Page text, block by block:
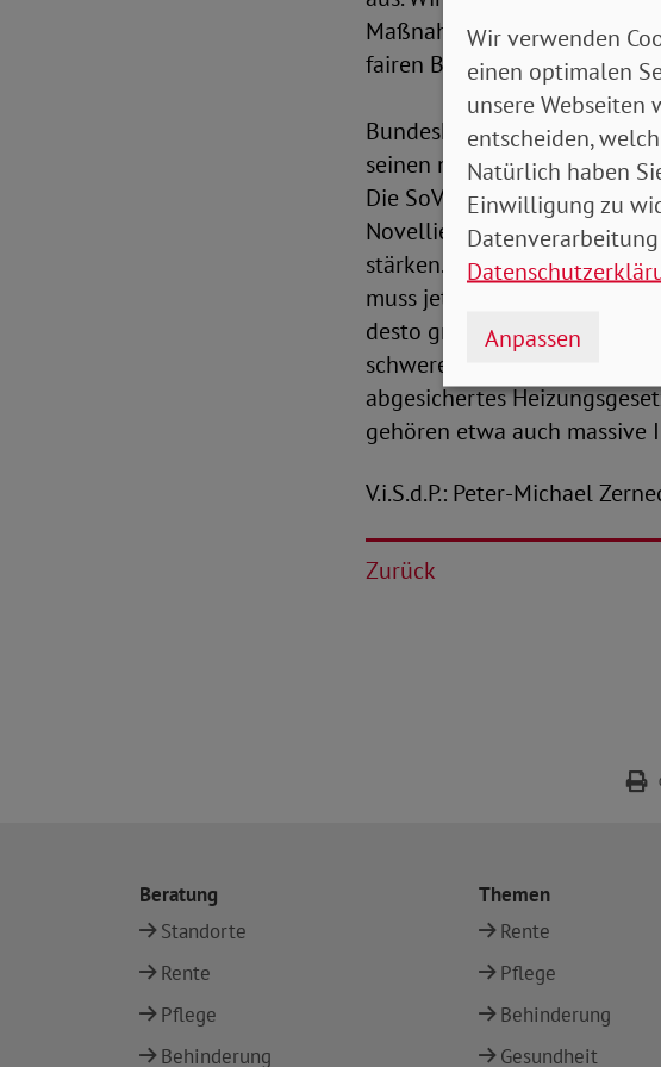
Maßnahmen vor, mit denen
fairen Beitrag zur
Bundeskanzler und
seinen nationalen und
Die SoVD-
Novellierung des
stärken. „Bei
muss jetzt endlich liefern.
desto größer müssen die
schwerer wird es, die
abgesichertes
gehören etwa auch massive
V.i.S.d.P.: Peter-Michael
Zurück
Beratung
Standorte
Rente
Pflege
Behinderung
Themen
Rente
Pflege
Behinderung
Gesundheit
Wir verwenden
einen optimalen
unsere Webseiten
entscheiden,
Natürlich haben
Einwilligung zu
Anpassen